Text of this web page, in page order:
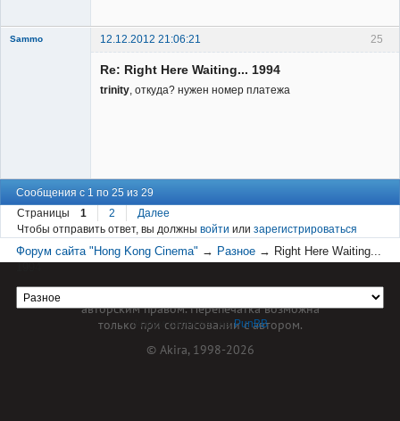
25
Sammo
12.12.2012 21:06:21
Re: Right Here Waiting... 1994
trinity, откуда? нужен номер платежа
Сообщения с 1 по 25 из 29
Страницы
1 2
Далее
Чтобы отправить ответ, вы должны войти или зарегистрироваться
Форум сайта "Hong Kong Cinema" → Разное → Right Here Waiting...
Форум работает наPunBB
авторским правом. Перепечатка возможна
только при согласовании с автором.
© Akira, 1998-2026